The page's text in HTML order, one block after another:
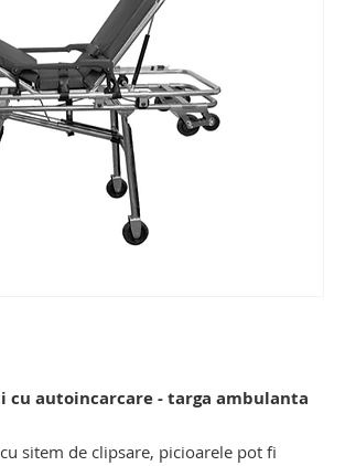
cu autoincarcare - targa ambulanta
sitem de clipsare, picioarele pot fi